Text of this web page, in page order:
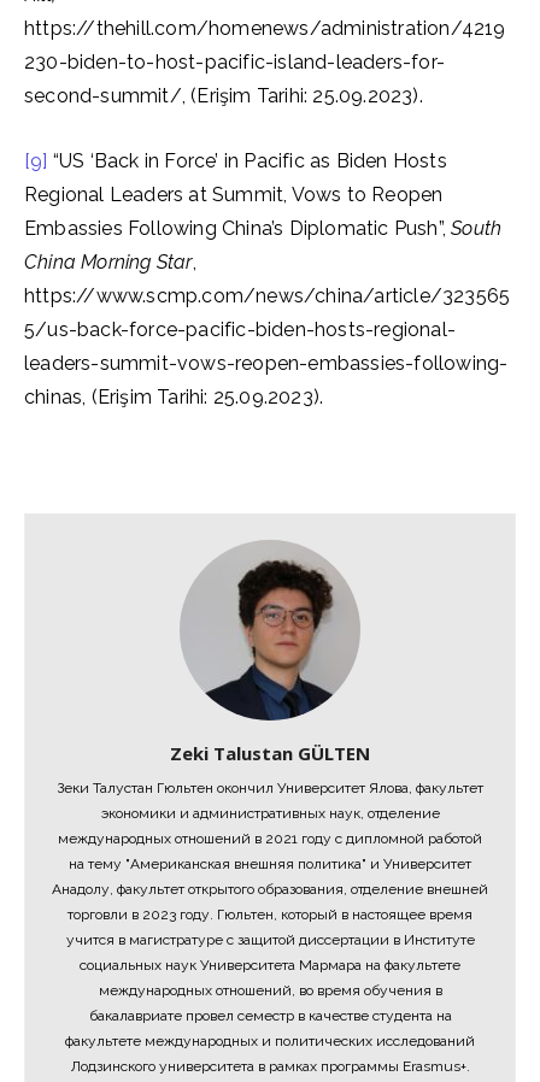
https://thehill.com/homenews/administration/4219
230-biden-to-host-pacific-island-leaders-for-
second-summit/, (Erişim Tarihi: 25.09.2023).
[9] “US ‘Back in Force’ in Pacific as Biden Hosts
Regional Leaders at Summit, Vows to Reopen
Embassies Following China’s Diplomatic Push”,South
China Morning Star,
https://www.scmp.com/news/china/article/323565
5/us-back-force-pacific-biden-hosts-regional-
leaders-summit-vows-reopen-embassies-following-
chinas, (Erişim Tarihi: 25.09.2023).
Zeki Talustan GÜLTEN
Зеки Талустан Гюльтен окончил Университет Ялова, факультет
экономики и административных наук, отделение
международных отношений в 2021 году с дипломной работой
на тему "Американская внешняя политика" и Университет
Анадолу, факультет открытого образования, отделение внешней
торговли в 2023 году. Гюльтен, который в настоящее время
учится в магистратуре с защитой диссертации в Институте
социальных наук Университета Мармара на факультете
международных отношений, во время обучения в
бакалавриате провел семестр в качестве студента на
факультете международных и политических исследований
Лодзинского университета в рамках программы Erasmus+.